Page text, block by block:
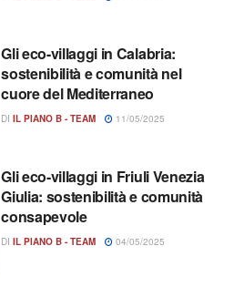
Gli eco-villaggi in Calabria:
sostenibilità e comunità nel
cuore del Mediterraneo
DI IL PIANO B - TEAM 11/05/2025
Gli eco-villaggi in Friuli Venezia
Giulia: sostenibilità e comunità
consapevole
DI IL PIANO B - TEAM 04/05/2025